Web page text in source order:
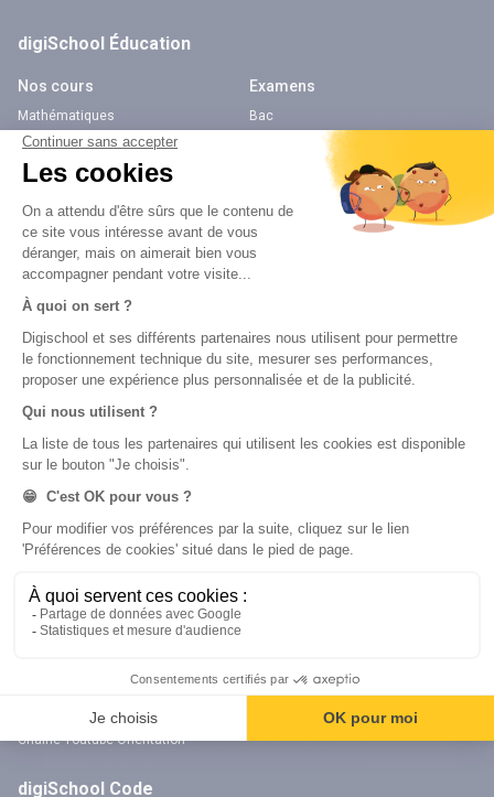
digiSchool Éducation
Nos cours
Mathématiques
Histoire-géographie
Français
Physique-Chimie
Examens
Bac
Brevet des collèges
Annales
Bac
Brevet des collèges
Nos applications
Application Android Éducation
Application iOS Éducation
Nos chaînes youtube
Chaîne Youtube Lycée
digiSchool Orientation
Orientation
Formations
Métiers
Nos applications
Notre chaîne Youtube
Chaîne Youtube Orientation
digiSchool Code